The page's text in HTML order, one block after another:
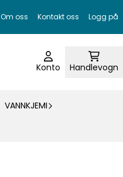
Om oss Kontakt oss Logg på
Konto Handlevogn
VANNKJEMI